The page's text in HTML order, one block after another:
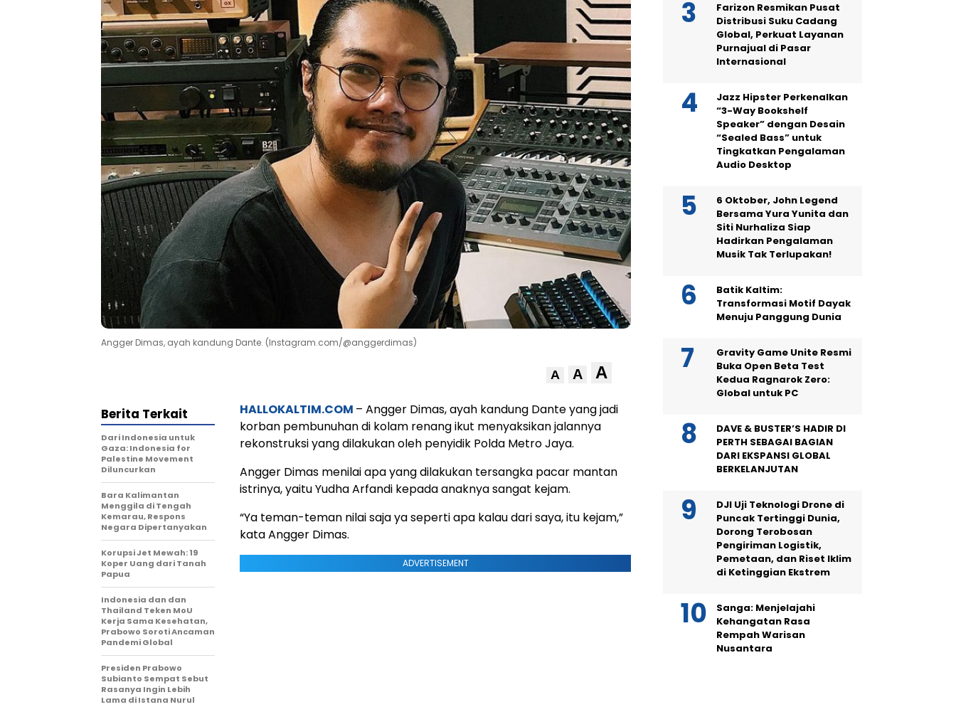
Angger Dimas, ayah kandung Dante. (Instagram.com/@anggerdimas)
A A A
HALLOKALTIM.COM – Angger Dimas, ayah kandung Dante yang jadi
korban pembunuhan di kolam renang ikut menyaksikan jalannya
rekonstruksi yang dilakukan oleh penyidik Polda Metro Jaya.
Angger Dimas menilai apa yang dilakukan tersangka pacar mantan
istrinya, yaitu Yudha Arfandi kepada anaknya sangat kejam.
“Ya teman-teman nilai saja ya seperti apa kalau dari saya, itu kejam,”
kata Angger Dimas.
ADVERTISEMENT
Berita Terkait
Dari Indonesia untuk
Gaza: Indonesia for
Palestine Movement
Diluncurkan
Bara Kalimantan
Menggila di Tengah
Kemarau, Respons
Negara Dipertanyakan
Korupsi Jet Mewah: 19
Koper Uang dari Tanah
Papua
Indonesia dan dan
Thailand Teken MoU
Kerja Sama Kesehatan,
Prabowo Soroti Ancaman
Pandemi Global
Presiden Prabowo
Subianto Sempat Sebut
Rasanya Ingin Lebih
Lama di Istana Nurul
Farizon Resmikan Pusat
Distribusi Suku Cadang
Global, Perkuat Layanan
Purnajual di Pasar
Internasional
Jazz Hipster Perkenalkan
“3-Way Bookshelf
Speaker” dengan Desain
“Sealed Bass” untuk
Tingkatkan Pengalaman
Audio Desktop
6 Oktober, John Legend
Bersama Yura Yunita dan
Siti Nurhaliza Siap
Hadirkan Pengalaman
Musik Tak Terlupakan!
Batik Kaltim:
Transformasi Motif Dayak
Menuju Panggung Dunia
Gravity Game Unite Resmi
Buka Open Beta Test
Kedua Ragnarok Zero:
Global untuk PC
DAVE & BUSTER’S HADIR DI
PERTH SEBAGAI BAGIAN
DARI EKSPANSI GLOBAL
BERKELANJUTAN
DJI Uji Teknologi Drone di
Puncak Tertinggi Dunia,
Dorong Terobosan
Pengiriman Logistik,
Pemetaan, dan Riset Iklim
di Ketinggian Ekstrem
Sanga: Menjelajahi
Kehangatan Rasa
Rempah Warisan
Nusantara